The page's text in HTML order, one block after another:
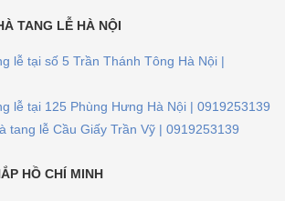
TANG LỄ HÀ NỘI
lễ tại số 5 Trần Thánh Tông Hà Nội |
lễ tại 125 Phùng Hưng Hà Nội | 0919253139
tang lễ Cầu Giấy Trần Vỹ | 0919253139
HỒ CHÍ MINH